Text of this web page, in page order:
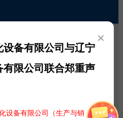
×
备有限公司与辽宁
限公司联合郑重声
备有限公司（生产与销